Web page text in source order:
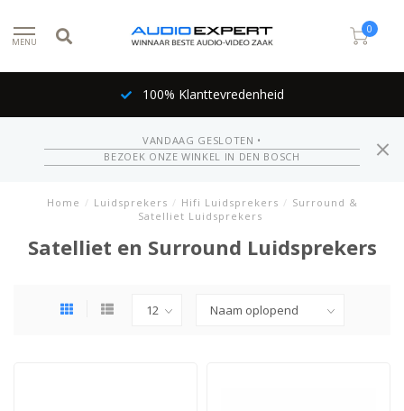
MENU
0
100% Klanttevredenheid
VANDAAG GESLOTEN •
BEZOEK ONZE WINKEL IN DEN BOSCH
Home / Luidsprekers / Hifi Luidsprekers / Surround &
Satelliet Luidsprekers
Satelliet en Surround Luidsprekers